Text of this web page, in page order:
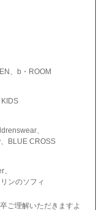
、b・ROOM
、
BLUE CROSS
ンのソフィ
ご理解いただきますよ